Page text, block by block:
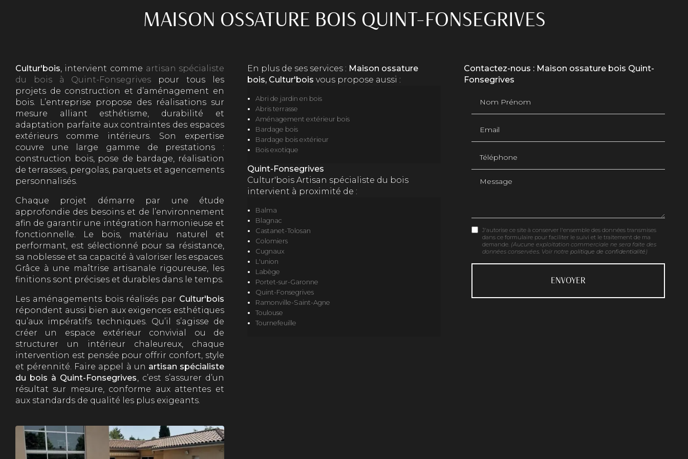
MAISON OSSATURE BOIS QUINT-FONSEGRIVES
Cultur'bois, intervient comme artisan spécialiste
du bois à Quint-Fonsegrives pour tous les
projets de construction et d’aménagement en
bois. L’entreprise propose des réalisations sur
mesure alliant esthétisme, durabilité et
adaptation parfaite aux contraintes des espaces
extérieurs comme intérieurs. Son expertise
couvre une large gamme de prestations :
construction bois, pose de bardage, réalisation
de terrasses, pergolas, parquets et agencements
personnalisés.
Chaque projet démarre par une étude
approfondie des besoins et de l’environnement
afin de garantir une intégration harmonieuse et
fonctionnelle. Le bois, matériau naturel et
performant, est sélectionné pour sa résistance,
sa noblesse et sa capacité à valoriser les espaces.
Grâce à une maîtrise artisanale rigoureuse, les
finitions sont précises et durables dans le temps.
Les aménagements bois réalisés par Cultur'bois
répondent aussi bien aux exigences esthétiques
qu’aux impératifs techniques. Qu’il s’agisse de
créer un espace extérieur convivial ou de
structurer un intérieur chaleureux, chaque
intervention est pensée pour offrir confort, style
et pérennité. Faire appel à un artisan spécialiste
du bois à Quint-Fonsegrives, c’est s’assurer d’un
résultat sur mesure, conforme aux attentes et
aux standards de qualité les plus exigeants.
En plus de ses services : Maison ossature
bois, Cultur'bois vous propose aussi :
Abri de jardin en bois
Abris terrasse
Aménagement extérieur bois
Bardage bois
Bardage bois extérieur
Bois exotique
Quint-Fonsegrives
Cultur'bois Artisan spécialiste du bois
intervient à proximité de :
Balma
Blagnac
Castanet-Tolosan
Colomiers
Cugnaux
L'union
Labège
Portet-sur-Garonne
Quint-Fonsegrives
Ramonville-Saint-Agne
Toulouse
Tournefeuille
Contactez-nous : Maison ossature bois Quint-
Fonsegrives
Message
J'autorise ce site à conserver l'ensemble des données transmises
dans ce formulaire pour faciliter le suivi et le traitement de ma
demande. (Aucune exploitation commerciale ne sera faite des
données conservées. Voir notre politique de confidentialité )